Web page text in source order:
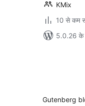
KMix
10 से कम
5.0.26 के
Gutenberg